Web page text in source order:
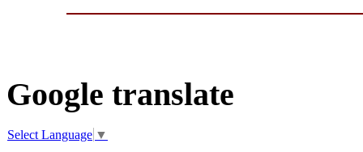
Google translate
Select Language ▼